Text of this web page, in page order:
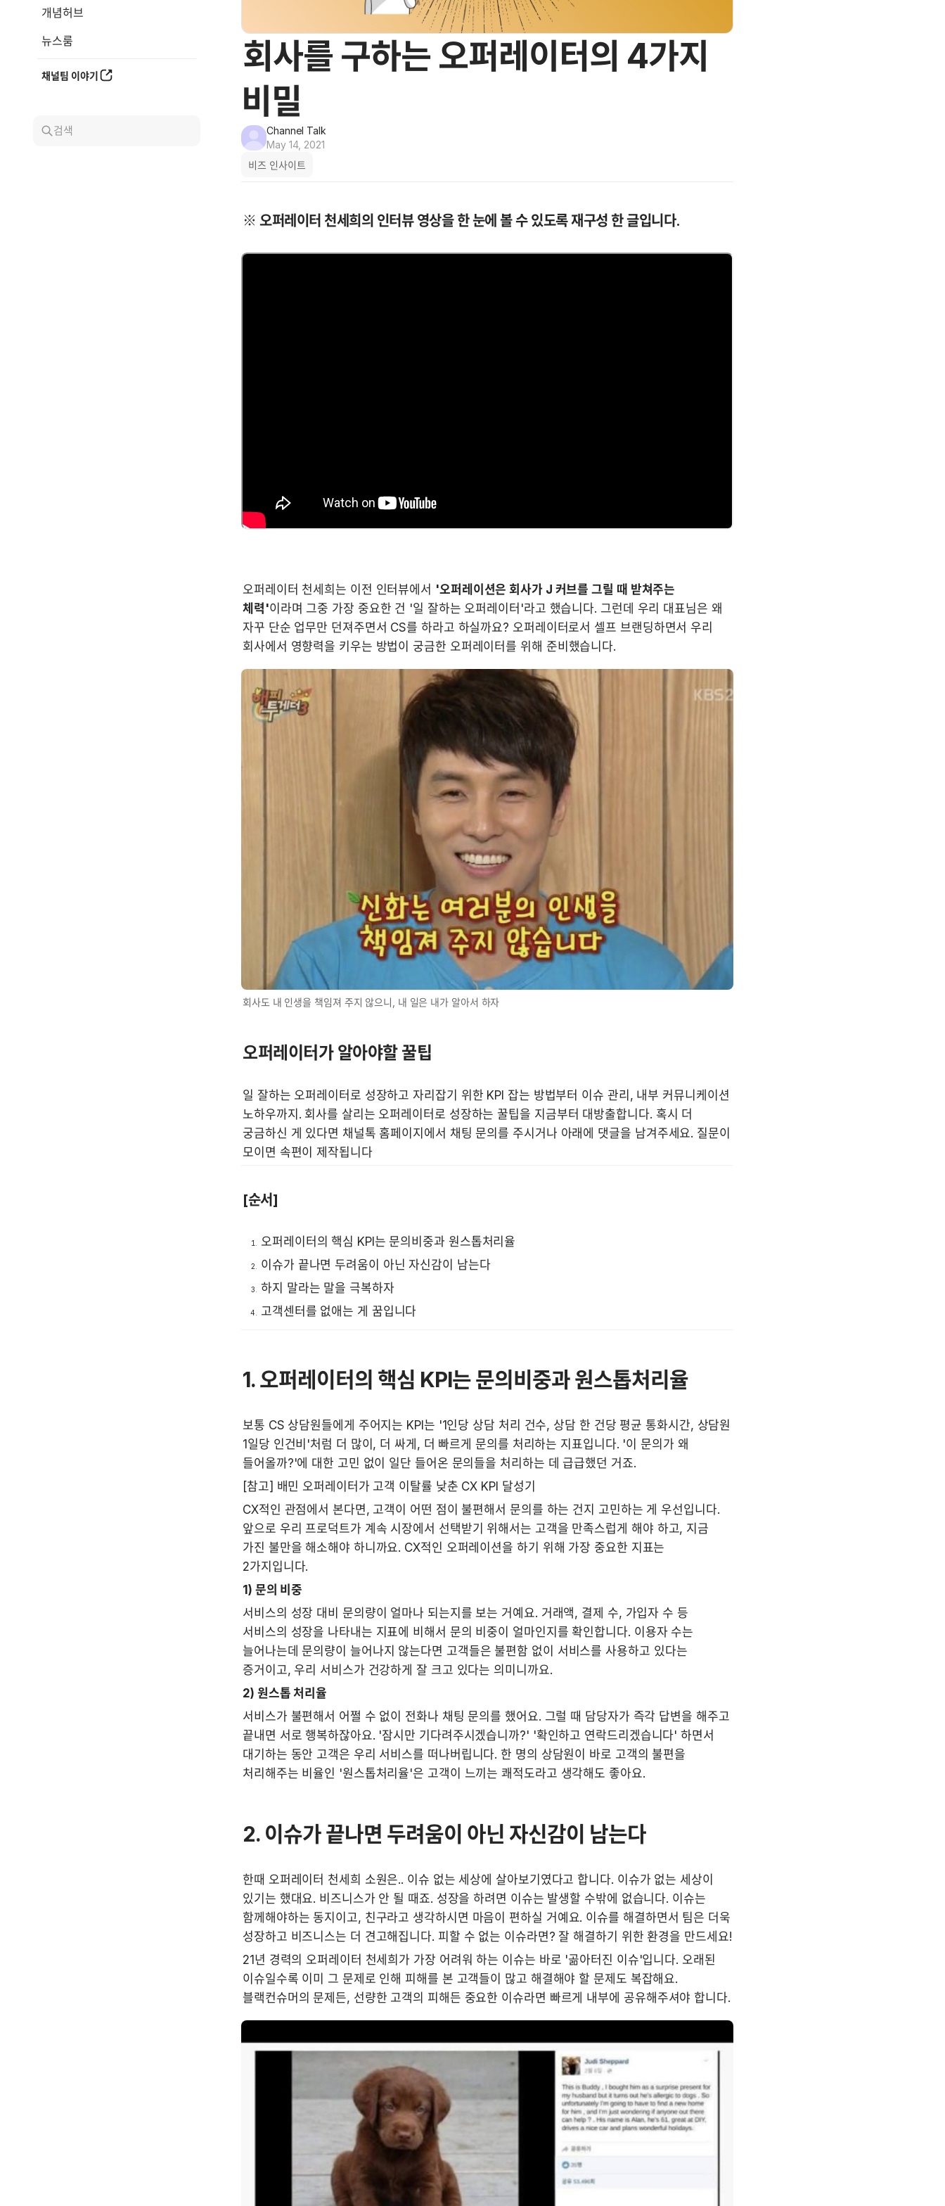
개념허브
뉴스룸
채널팀 이야기
검색
회사를 구하는 오퍼레이터의 4가지
비밀
Channel Talk
May 14, 2021
비즈 인사이트
※ 오퍼레이터 천세희의 인터뷰 영상을 한 눈에 볼 수 있도록 재구성 한 글입니다.
오퍼레이터 천세희는 이전 인터뷰에서 '오퍼레이션은 회사가 J 커브를 그릴 때 받쳐주는
체력'이라며 그중 가장 중요한 건 '일 잘하는 오퍼레이터'라고 했습니다. 그런데 우리 대표님은 왜
자꾸 단순 업무만 던져주면서 CS를 하라고 하실까요? 오퍼레이터로서 셀프 브랜딩하면서 우리
회사에서 영향력을 키우는 방법이 궁금한 오퍼레이터를 위해 준비했습니다.
회사도 내 인생을 책임져 주지 않으니, 내 일은 내가 알아서 하자
오퍼레이터가 알아야할 꿀팁
일 잘하는 오퍼레이터로 성장하고 자리잡기 위한 KPI 잡는 방법부터 이슈 관리, 내부 커뮤니케이션
노하우까지. 회사를 살리는 오퍼레이터로 성장하는 꿀팁을 지금부터 대방출합니다. 혹시 더
궁금하신 게 있다면 채널톡 홈페이지에서 채팅 문의를 주시거나 아래에 댓글을 남겨주세요. 질문이
모이면 속편이 제작됩니다
[순서]
오퍼레이터의 핵심 KPI는 문의비중과 원스톱처리율
이슈가 끝나면 두려움이 아닌 자신감이 남는다
하지 말라는 말을 극복하자
고객센터를 없애는 게 꿈입니다
1. 오퍼레이터의 핵심 KPI는 문의비중과 원스톱처리율
보통 CS 상담원들에게 주어지는 KPI는 '1인당 상담 처리 건수, 상담 한 건당 평균 통화시간, 상담원
1일당 인건비'처럼 더 많이, 더 싸게, 더 빠르게 문의를 처리하는 지표입니다. '이 문의가 왜
들어올까?'에 대한 고민 없이 일단 들어온 문의들을 처리하는 데 급급했던 거죠.
[참고] 배민 오퍼레이터가 고객 이탈률 낮춘 CX KPI 달성기
CX적인 관점에서 본다면, 고객이 어떤 점이 불편해서 문의를 하는 건지 고민하는 게 우선입니다.
앞으로 우리 프로덕트가 계속 시장에서 선택받기 위해서는 고객을 만족스럽게 해야 하고, 지금
가진 불만을 해소해야 하니까요. CX적인 오퍼레이션을 하기 위해 가장 중요한 지표는
2가지입니다.
1) 문의 비중
서비스의 성장 대비 문의량이 얼마나 되는지를 보는 거예요. 거래액, 결제 수, 가입자 수 등
서비스의 성장을 나타내는 지표에 비해서 문의 비중이 얼마인지를 확인합니다. 이용자 수는
늘어나는데 문의량이 늘어나지 않는다면 고객들은 불편함 없이 서비스를 사용하고 있다는
증거이고, 우리 서비스가 건강하게 잘 크고 있다는 의미니까요.
2) 원스톱 처리율
서비스가 불편해서 어쩔 수 없이 전화나 채팅 문의를 했어요. 그럴 때 담당자가 즉각 답변을 해주고
끝내면 서로 행복하잖아요. '잠시만 기다려주시겠습니까?' '확인하고 연락드리겠습니다' 하면서
대기하는 동안 고객은 우리 서비스를 떠나버립니다. 한 명의 상담원이 바로 고객의 불편을
처리해주는 비율인 '원스톱처리율'은 고객이 느끼는 쾌적도라고 생각해도 좋아요.
2. 이슈가 끝나면 두려움이 아닌 자신감이 남는다
한때 오퍼레이터 천세희 소원은.. 이슈 없는 세상에 살아보기였다고 합니다. 이슈가 없는 세상이
있기는 했대요. 비즈니스가 안 될 때죠. 성장을 하려면 이슈는 발생할 수밖에 없습니다. 이슈는
함께해야하는 동지이고, 친구라고 생각하시면 마음이 편하실 거예요. 이슈를 해결하면서 팀은 더욱
성장하고 비즈니스는 더 견고해집니다. 피할 수 없는 이슈라면? 잘 해결하기 위한 환경을 만드세요!
21년 경력의 오퍼레이터 천세희가 가장 어려워 하는 이슈는 바로 '곪아터진 이슈'입니다. 오래된
이슈일수록 이미 그 문제로 인해 피해를 본 고객들이 많고 해결해야 할 문제도 복잡해요.
블랙컨슈머의 문제든, 선량한 고객의 피해든 중요한 이슈라면 빠르게 내부에 공유해주셔야 합니다.